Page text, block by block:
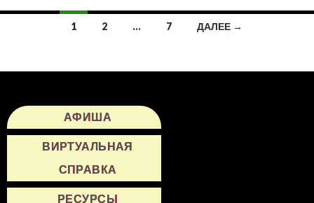
Навигация
записям
1 2 … 7 ДАЛЕЕ →
АФИША
ВИРТУАЛЬНАЯ
СПРАВКА
РЕСУРСЫ